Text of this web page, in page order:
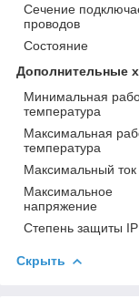
Сечение
проводов
Состояние
Дополнительные
Минимальная
температура
Максимальная
температура
Максимальный ток
Максимальное
напряжение
Степень защиты IP
Скрыть